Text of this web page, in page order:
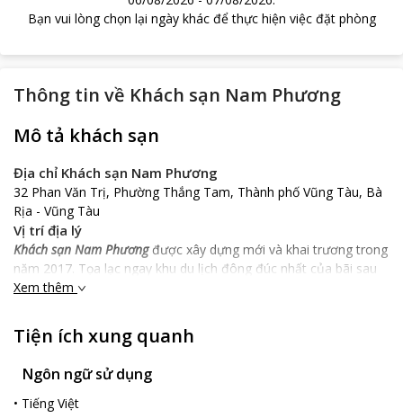
Bạn vui lòng chọn lại ngày khác để thực hiện việc đặt phòng
Thông tin về Khách sạn Nam Phương
Mô tả khách sạn
Địa chỉ Khách sạn Nam Phương
32 Phan Văn Trị, Phường Thắng Tam, Thành phố Vũng Tàu, Bà
Rịa - Vũng Tàu
Vị trí địa lý
Khách sạn Nam Phươngđược xây dựng mới và khai trương trong
năm 2017. Tọa lạc ngay khu du lịch đông đúc nhất của bãi sau
thành phố Vũng Tàu. Chỉ cần 3 phút taxi từ tàu cánh ngầm hay
Nam Phương
tại 32 Phan Văn Trị, phường Thắng Tam, Thành
phố Vũng Tàu. Là trung tâm của khu du lịch Vũng Tàu, chỉ vài
chục mét quý khách đã đến ngay bãi tắm Thùy Vân sạch đẹp.
Khách sạn gần khu chợ đêm nhộn nhịp, hải sản tươi sống và du
khách chỉ mất 10 phút đi taxi tới tượng chúa jesus.
Xem thêm
Tiện ích xung quanh
Ngôn ngữ sử dụng
• Tiếng Việt